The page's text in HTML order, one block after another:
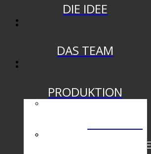
DIE IDEE
DAS TEAM
PRODUKTION
MACHEN SIE SICH